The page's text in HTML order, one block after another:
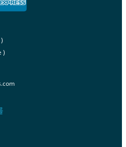
)